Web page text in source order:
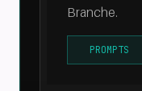
Branche.
PROMPTS